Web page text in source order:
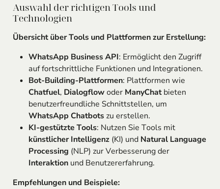
Auswahl der richtigen Tools und
Technologien
Übersicht über Tools und Plattformen zur Erstellung:
WhatsApp Business API: Ermöglicht den Zugriff
auf fortschrittliche Funktionen und Integrationen.
Bot-Building-Plattformen: Plattformen wie
Chatfuel, Dialogflowoder ManyChatbieten
benutzerfreundliche Schnittstellen, um
WhatsApp Chatbotszu erstellen.
KI-gestützte Tools: Nutzen Sie Tools mit
künstlicher Intelligenz(KI) und Natural Language
Processing (NLP) zur Verbesserung der
Interaktionund Benutzererfahrung.
Empfehlungen und Beispiele: